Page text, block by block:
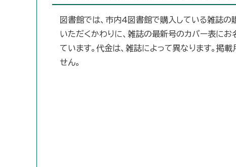
図書館では、市内4図書館で購入している雑誌の
いただくかわりに、雑誌の最新号のカバー表にお
ています。代金は、雑誌によって異なります。
せん。